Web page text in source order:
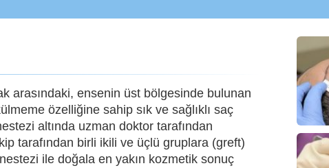
arasındaki, ensenin üst bölgesinde bulunan
özelliğine sahip sık ve sağlıklı saç
altında uzman doktor tarafından
tarafından birli ikili ve üçlü gruplara (greft)
ile doğala en yakın kozmetik sonuç